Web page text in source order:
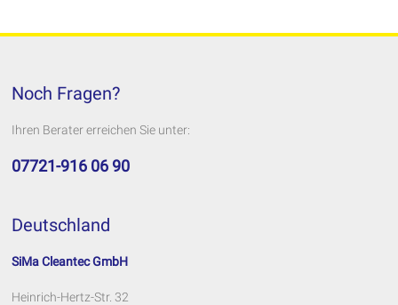
Noch Fragen?
Ihren Berater erreichen Sie unter:
07721-916 06 90
Deutschland
SiMa Cleantec GmbH
Heinrich-Hertz-Str. 32